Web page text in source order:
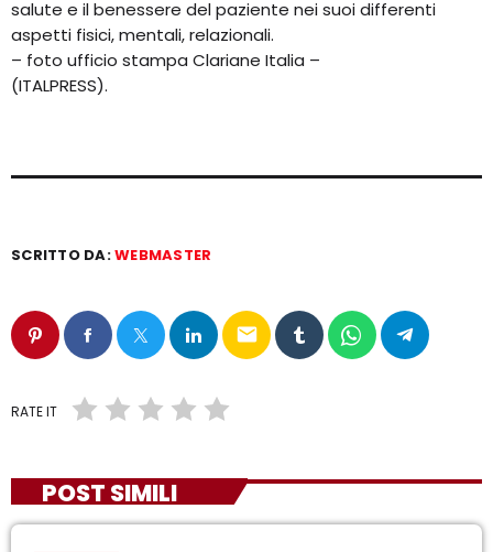
salute e il benessere del paziente nei suoi differenti
aspetti fisici, mentali, relazionali.
– foto ufficio stampa Clariane Italia –
(ITALPRESS).
SCRITTO DA:WEBMASTER
email
RATE IT
POST SIMILI